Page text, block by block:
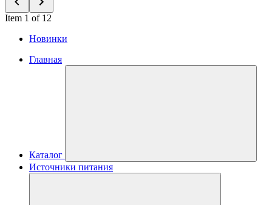
Item 1 of 12
Новинки
Главная
Каталог
Источники питания